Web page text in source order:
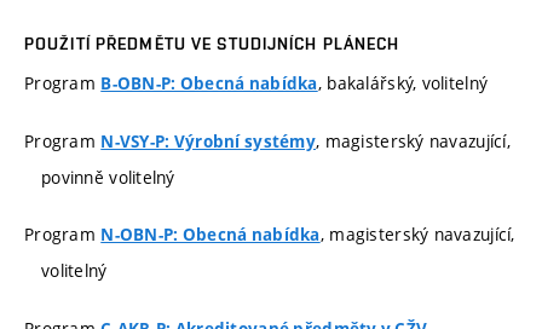
POUŽITÍ PŘEDMĚTU VE STUDIJNÍCH PLÁNECH
Program B-OBN-P: Obecná nabídka, bakalářský, volitelný
Program N-VSY-P: Výrobní systémy, magisterský navazující,
povinně volitelný
Program N-OBN-P: Obecná nabídka, magisterský navazující,
volitelný